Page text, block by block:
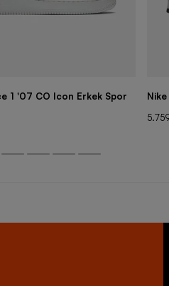
1 '07 CO Icon Erkek Spor
Nike